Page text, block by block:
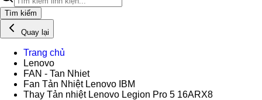
Tìm kiếm
Quay lại
Trang chủ
Lenovo
FAN - Tan Nhiet
Fan Tản Nhiệt Lenovo IBM
Thay Tản nhiệt Lenovo Legion Pro 5 16ARX8